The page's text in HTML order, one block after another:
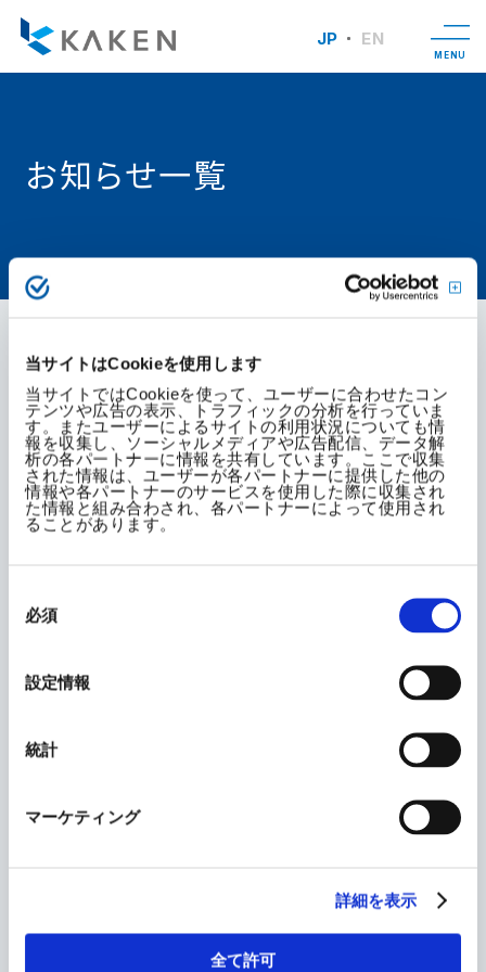
当サイトはCookieを使用します
当サイトではCookieを使って、ユーザーに合わせたコン
テンツや広告の表示、トラフィックの分析を行っていま
す。またユーザーによるサイトの利用状況についても情
報を収集し、ソーシャルメディアや広告配信、データ解
析の各パートナーに情報を共有しています。ここで収集
された情報は、ユーザーが各パートナーに提供した他の
情報や各パートナーのサービスを使用した際に収集され
た情報と組み合わされ、各パートナーによって使用され
ることがあります。
の必須
設定情報
統計
マーケティング
詳細を表示
全て許可
JP EN
MENU
お知らせ一覧
TOP お知らせ一覧
2025年12月26日にお知らせしました株式会社シーエーシ
ー社（以下、シーエーシー社）が提供する寄附金Web申請
クラウドサービス「Academic Support Navi」（以下、当
該サービス）のシステム障害につきまして、シーエーシー社
より、改めて現時点の状況について報告がありました。
「Academic Support Navi」への不正アクセスに関する
調査状況のご報告（第3報）
※ 当社とシーエーシー社では、当該サービスのシステム障
さい。
なお、シーエーシー社より新たな情報提供があり次第、弊
ますが、何卒ご理解賜りますよう改めてお願い申し上げま